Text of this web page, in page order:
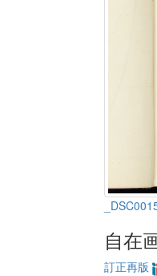
自在
訂正再版